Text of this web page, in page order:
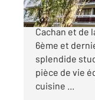
CACHAN, à
Cachan et de
6ème et
splendide
pièce de vie
cuisine ...